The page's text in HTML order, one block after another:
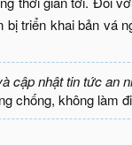
triển khai bản vá
cập nhật tin tức an
chống, không làm